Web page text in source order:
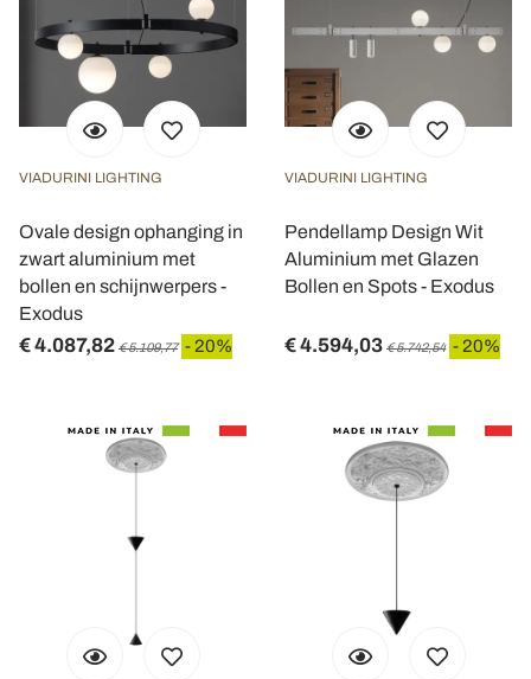
VIADURINI LIGHTING
Ovale design ophanging in
zwart aluminium met
bollen en schijnwerpers -
Exodus
€ 4.087,82 € 5.109,77 - 20%
VIADURINI LIGHTING
Pendellamp Design Wit
Aluminium met Glazen
Bollen en Spots - Exodus
€ 4.594,03 € 5.742,54 - 20%